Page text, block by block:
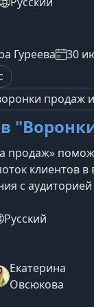
недвижимость
что
в 2026 году и
покупка ква
Гуреева
30
продаж
продаж»
клиентов
с
и покупки. Вы
продаж,
даже если
этот
помогает
Русский
Екатерина
Овсюкова